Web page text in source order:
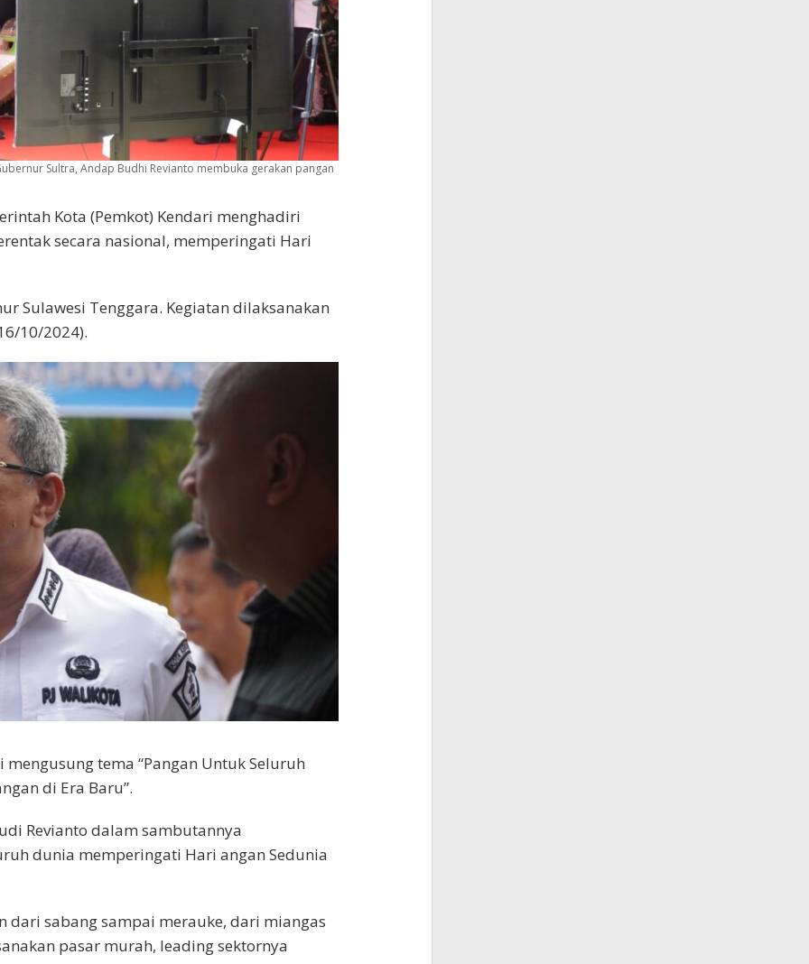
Sultra, Andap Budhi Revianto membuka gerakan pangan
Kota (Pemkot) Kendari menghadiri
secara nasional, memperingati Hari
Sulawesi Tenggara. Kegiatan dilaksanakan
10/2024).
tema “Pangan Untuk Seluruh
di Era Baru”.
Revianto dalam sambutannya
dunia memperingati Hari angan Sedunia
dari sabang sampai merauke, dari miangas
pasar murah, leading sektornya